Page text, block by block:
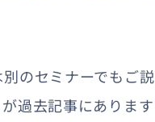
のセミナーでもご説
過去記事にあります